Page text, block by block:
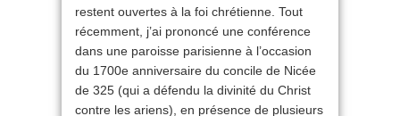
restent ouvertes à la foi chrétienne. Tout
récemment, j’ai prononcé une conférence
dans une paroisse parisienne à l’occasion
du 1700e anniversaire du concile de Nicée
de 325 (qui a défendu la divinité du Christ
contre les ariens), en présence de plusieurs